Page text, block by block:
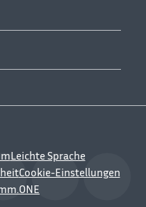
Leichte Sprache
Cookie-Einstellungen